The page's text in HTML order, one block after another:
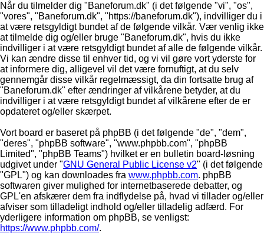
Når du tilmelder dig "Baneforum.dk" (i det følgende "vi", "os",
"vores", "Baneforum.dk", "https://baneforum.dk"), indvilliger du i
at være retsgyldigt bundet af de følgende vilkår. Vær venlig ikke
at tilmelde dig og/eller bruge "Baneforum.dk", hvis du ikke
indvilliger i at være retsgyldigt bundet af alle de følgende vilkår.
Vi kan ændre disse til enhver tid, og vi vil gøre vort yderste for
at informere dig, alligevel vil det være fornuftigt, at du selv
gennemgår disse vilkår regelmæssigt, da din fortsatte brug af
"Baneforum.dk" efter ændringer af vilkårene betyder, at du
indvilliger i at være retsgyldigt bundet af vilkårene efter de er
opdateret og/eller skærpet.
Vort board er baseret på phpBB (i det følgende "de", "dem",
"deres", "phpBB software", "www.phpbb.com", "phpBB
Limited", "phpBB Teams") hvilket er en bulletin board-løsning
udgivet under "GNU General Public License v2" (i det følgende
"GPL") og kan downloades fra www.phpbb.com. phpBB
softwaren giver mulighed for internetbaserede debatter, og
GPL'en afskærer dem fra indflydelse på, hvad vi tillader og/eller
afviser som tilladeligt indhold og/eller tilladelig adfærd. For
yderligere information om phpBB, se venligst:
https://www.phpbb.com/.